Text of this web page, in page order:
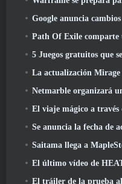
Google anuncia cambios en
Path Of Exile comparte una lista de
5 Juegos gratuitos que
La actualización Mirage
Netmarble organizará una celebración en persona en
El viaje mágico a través del pasado de la
Se anuncia la fecha de acceso
Saitama llega a MapleStory en
El último vídeo de HEAT sobre
El tráiler de la prueba alfa cerrada de Last